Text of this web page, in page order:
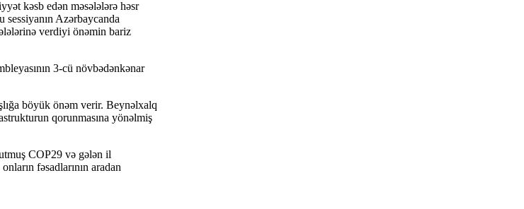
Azərbaycanda
verdiyi önəmin bariz
3-cü növbədənkənar
böyük önəm verir. Beynəlxalq
qorunmasına yönəlmiş
COP29 və gələn il
fəsadlarının aradan